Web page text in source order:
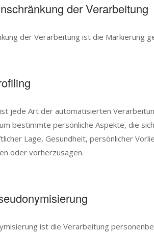
der Verarbeitung
der Verarbeitung ist die Markierung
jede Art der automatisierten
bestimmte persönliche Aspekte, die
Lage, Gesundheit, persönlicher
oder vorherzusagen.
ist die Verarbeitung